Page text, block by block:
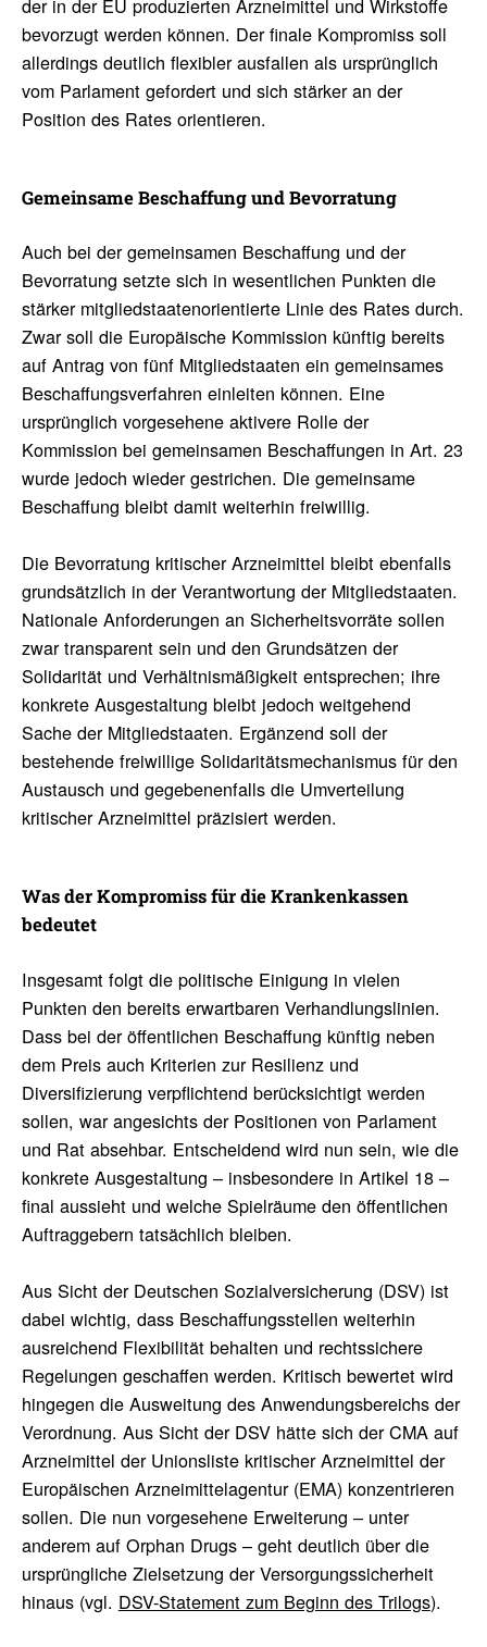
der in der EU produzierten Arzneimittel und Wirkstoffe
bevorzugt werden können. Der finale Kompromiss soll
allerdings deutlich flexibler ausfallen als ursprünglich
vom Parlament gefordert und sich stärker an der
Position des Rates orientieren.
Gemein­same Beschaf­fung und Bevor­ra­tung
Auch bei der gemeinsamen Beschaffung und der
Bevorratung setzte sich in wesentlichen Punkten die
stärker mitgliedstaatenorientierte Linie des Rates durch.
Zwar soll die Europäische Kommission künftig bereits
auf Antrag von fünf Mitgliedstaaten ein gemeinsames
Beschaffungsverfahren einleiten können. Eine
ursprünglich vorgesehene aktivere Rolle der
Kommission bei gemeinsamen Beschaffungen in Art. 23
wurde jedoch wieder gestrichen. Die gemeinsame
Beschaffung bleibt damit weiterhin freiwillig.
Die Bevorratung kritischer Arzneimittel bleibt ebenfalls
grundsätzlich in der Verantwortung der Mitgliedstaaten.
Nationale Anforderungen an Sicherheitsvorräte sollen
zwar transparent sein und den Grundsätzen der
Solidarität und Verhältnismäßigkeit entsprechen; ihre
konkrete Ausgestaltung bleibt jedoch weitgehend
Sache der Mitgliedstaaten. Ergänzend soll der
bestehende freiwillige Solidaritätsmechanismus für den
Austausch und gegebenenfalls die Umverteilung
kritischer Arzneimittel präzisiert werden.
Was der Kompro­miss für die Kran­ken­kassen
bedeutet
Insgesamt folgt die politische Einigung in vielen
Punkten den bereits erwartbaren Verhandlungslinien.
Dass bei der öffentlichen Beschaffung künftig neben
dem Preis auch Kriterien zur Resilienz und
Diversifizierung verpflichtend berücksichtigt werden
sollen, war angesichts der Positionen von Parlament
und Rat absehbar. Entscheidend wird nun sein, wie die
konkrete Ausgestaltung – insbesondere in Artikel 18 –
final aussieht und welche Spielräume den öffentlichen
Auftraggebern tatsächlich bleiben.
Aus Sicht der Deutschen Sozialversicherung (DSV) ist
dabei wichtig, dass Beschaffungsstellen weiterhin
ausreichend Flexibilität behalten und rechtssichere
Regelungen geschaffen werden. Kritisch bewertet wird
hingegen die Ausweitung des Anwendungsbereichs der
Verordnung. Aus Sicht der DSV hätte sich der CMA auf
Arzneimittel der Unionsliste kritischer Arzneimittel der
Europäischen Arzneimittelagentur (EMA) konzentrieren
sollen. Die nun vorgesehene Erweiterung – unter
anderem auf Orphan Drugs – geht deutlich über die
ursprüngliche Zielsetzung der Versorgungssicherheit
hinaus (vgl. DSV-Statement zum Beginn des Trilogs).